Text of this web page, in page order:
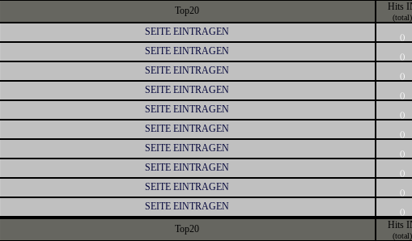
Top20 Hits
(total)
SEITE EINTRAGEN ()
SEITE EINTRAGEN ()
SEITE EINTRAGEN ()
SEITE EINTRAGEN ()
SEITE EINTRAGEN ()
SEITE EINTRAGEN ()
SEITE EINTRAGEN ()
SEITE EINTRAGEN ()
SEITE EINTRAGEN ()
SEITE EINTRAGEN ()
Top20 Hits
(total)